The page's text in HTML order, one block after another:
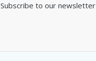
Subscribe to our newsletter